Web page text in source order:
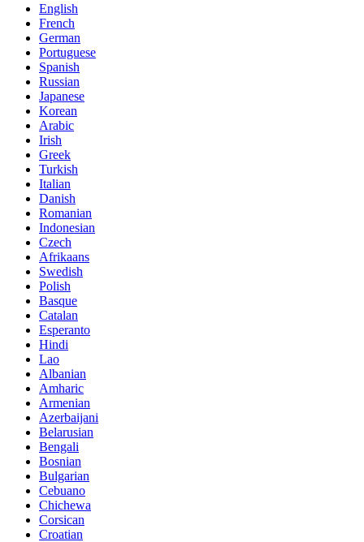
English
French
German
Portuguese
Spanish
Russian
Japanese
Korean
Arabic
Irish
Greek
Turkish
Italian
Danish
Romanian
Indonesian
Czech
Afrikaans
Swedish
Polish
Basque
Catalan
Esperanto
Hindi
Lao
Albanian
Amharic
Armenian
Azerbaijani
Belarusian
Bengali
Bosnian
Bulgarian
Cebuano
Chichewa
Corsican
Croatian